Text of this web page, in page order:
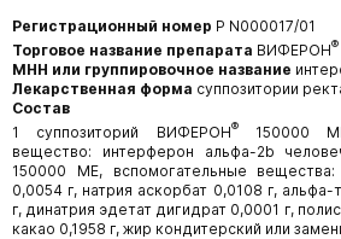
Регистрационный номер Р N000017/01
Торговое название препарата ВИФЕРОН®
МНН или группировочное название
Лекарственная форма суппозитории
Состав
1 суппозиторий ВИФЕРОН®150000 МЕ
вещество: интерферон альфа-2b
150000 МЕ, вспомогательные
0,0054 г, натрия аскорбат 0,0108 г,
г, динатрия эдетат дигидрат 0,0001 г,
какао 0,1958 г, жир кондитерский или